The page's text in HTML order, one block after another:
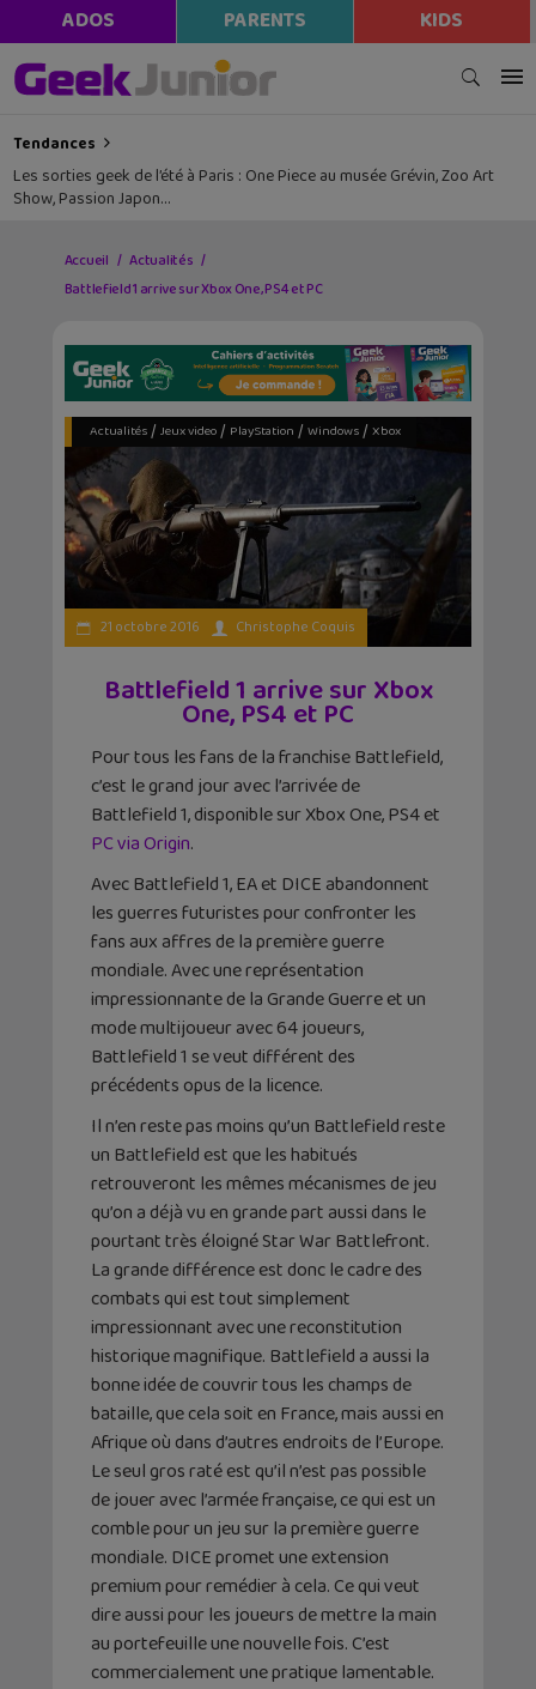
ADOS PARENTS KIDS
Tendances
Les sorties geek de l’été à Paris : One Piece au musée Grévin, Zoo Art
Show, Passion Japon…
Accueil
Actualités
Battlefield 1 arrive sur Xbox One, PS4 et PC
Actualités/ Jeux video/ PlayStation / Windows/ Xbox
21 octobre 2016 Christophe Coquis
Battlefield 1 arrive sur Xbox
One, PS4 et PC
Pour tous les fans de la franchise Battlefield,
c’est le grand jour avec l’arrivée de
Battlefield 1, disponible sur Xbox One, PS4 et
PC via Origin.
Avec Battlefield 1, EA et DICE abandonnent
les guerres futuristes pour confronter les
fans aux affres de la première guerre
mondiale. Avec une représentation
impressionnante de la Grande Guerre et un
mode multijoueur avec 64 joueurs,
Battlefield 1 se veut différent des
précédents opus de la licence.
Il n’en reste pas moins qu’un Battlefield reste
un Battlefield est que les habitués
retrouveront les mêmes mécanismes de jeu
qu’on a déjà vu en grande part aussi dans le
pourtant très éloigné Star War Battlefront.
La grande différence est donc le cadre des
combats qui est tout simplement
impressionnant avec une reconstitution
historique magnifique. Battlefield a aussi la
bonne idée de couvrir tous les champs de
bataille, que cela soit en France, mais aussi en
Afrique où dans d’autres endroits de l’Europe.
Le seul gros raté est qu’il n’est pas possible
de jouer avec l’armée française, ce qui est un
comble pour un jeu sur la première guerre
mondiale. DICE promet une extension
premium pour remédier à cela. Ce qui veut
dire aussi pour les joueurs de mettre la main
au portefeuille une nouvelle fois. C’est
commercialement une pratique lamentable.